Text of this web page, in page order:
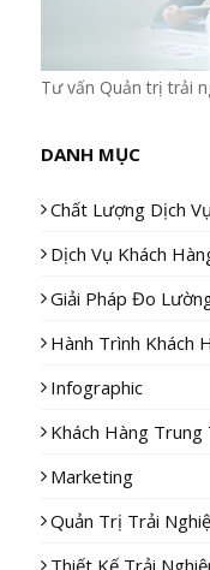
Tư vấn Quản trị trải
DANH MỤC
Chất Lượng Dịch Vụ
Dịch Vụ Khách
Giải Pháp Đo
Hành Trình Khách
Infographic
Khách Hàng Trung
Marketing
Quản Trị Trải
Thiết Kế Trải